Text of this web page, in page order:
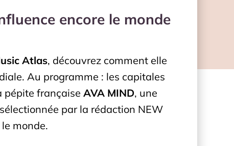
encore le monde
Atlas, découvrez comment elle
Au programme : les capitales
pépite française AVA MIND, une
sélectionnée par la rédaction NEW
monde.